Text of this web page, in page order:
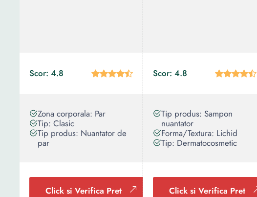
Scor: 4.8
Zona corporala: Par
Tip: Clasic
Tip produs: Nuantator de
par
Click si Verifica Pret
Scor: 4.8
Tip produs: Sampon
nuantator
Forma/Textura: Lichid
Tip: Dermatocosmetic
Click si Verifica Pret